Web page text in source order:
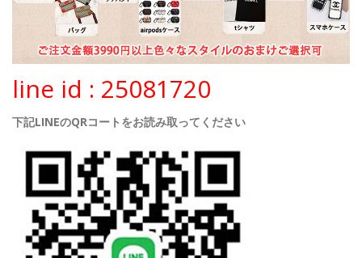
line id : 25081720
下記LINEのQRコートをお読み取ってください